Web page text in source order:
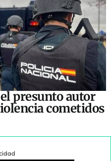
presunto autor
cometidos